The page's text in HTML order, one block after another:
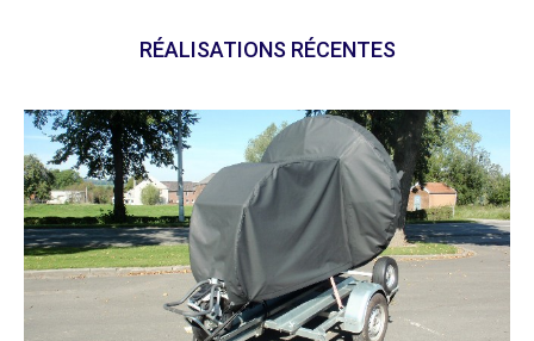
RÉALISATIONS RÉCENTES